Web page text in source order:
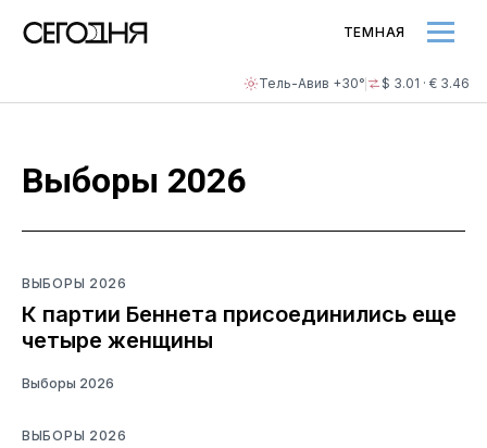
Тель-Авив +30° $ 3.01 · € 3.46
ТЕМНАЯ
Выборы 2026
ВЫБОРЫ 2026
К партии Беннета присоединились еще
четыре женщины
Выборы 2026
ВЫБОРЫ 2026